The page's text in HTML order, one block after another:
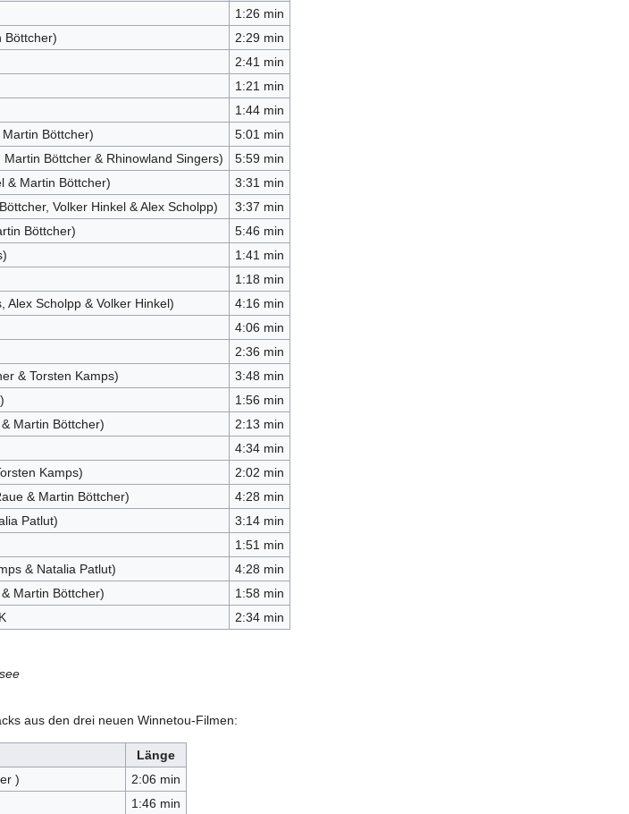
1:26 min
Böttcher)
2:29 min
2:41 min
1:21 min
1:44 min
Böttcher)
5:01 min
Böttcher & Rhinowland Singers)
5:59 min
& Martin Böttcher)
3:31 min
Volker Hinkel & Alex Scholpp)
3:37 min
Böttcher)
5:46 min
1:41 min
1:18 min
Alex Scholpp & Volker Hinkel)
4:16 min
4:06 min
2:36 min
& Torsten Kamps)
3:48 min
1:56 min
Martin Böttcher)
2:13 min
4:34 min
Kamps)
2:02 min
& Martin Böttcher)
4:28 min
Patlut)
3:14 min
1:51 min
& Natalia Patlut)
4:28 min
Martin Böttcher)
1:58 min
2:34 min
aus den drei neuen Winnetou-Filmen:
Länge
)
2:06 min
1:46 min